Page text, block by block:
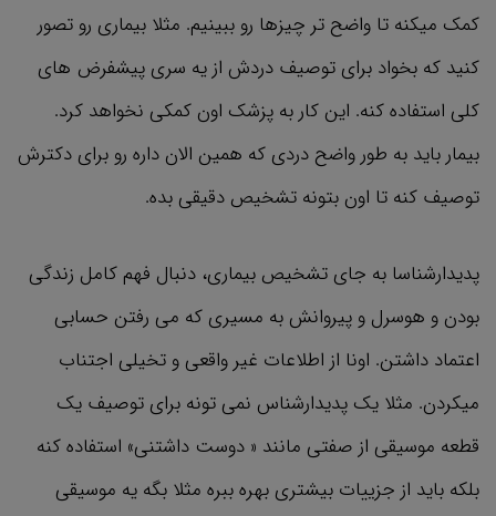
کمک میکنه تا واضح تر چیزها رو ببینیم. مثلا بیماری رو تصور
کنید که بخواد برای توصیف دردش از یه سری پیشفرض های
کلی استفاده کنه. این کار به پزشک اون کمکی نخواهد کرد.
بیمار باید به طور واضح دردی که همین الان داره رو برای دکترش
توصیف کنه تا اون بتونه تشخیص دقیقی بده.
پدیدارشناسا به جای تشخیص بیماری، دنبال فهم کامل زندگی
بودن و هوسرل و پیروانش به مسیری که می رفتن حسابی
اعتماد داشتن. اونا از اطلاعات غیر واقعی و تخیلی اجتناب
میکردن. مثلا یک پدیدارشناس نمی تونه برای توصیف یک
قطعه موسیقی از صفتی مانند « دوست داشتنی» استفاده کنه
بلکه باید از جزییات بیشتری بهره ببره مثلا بگه یه موسیقی